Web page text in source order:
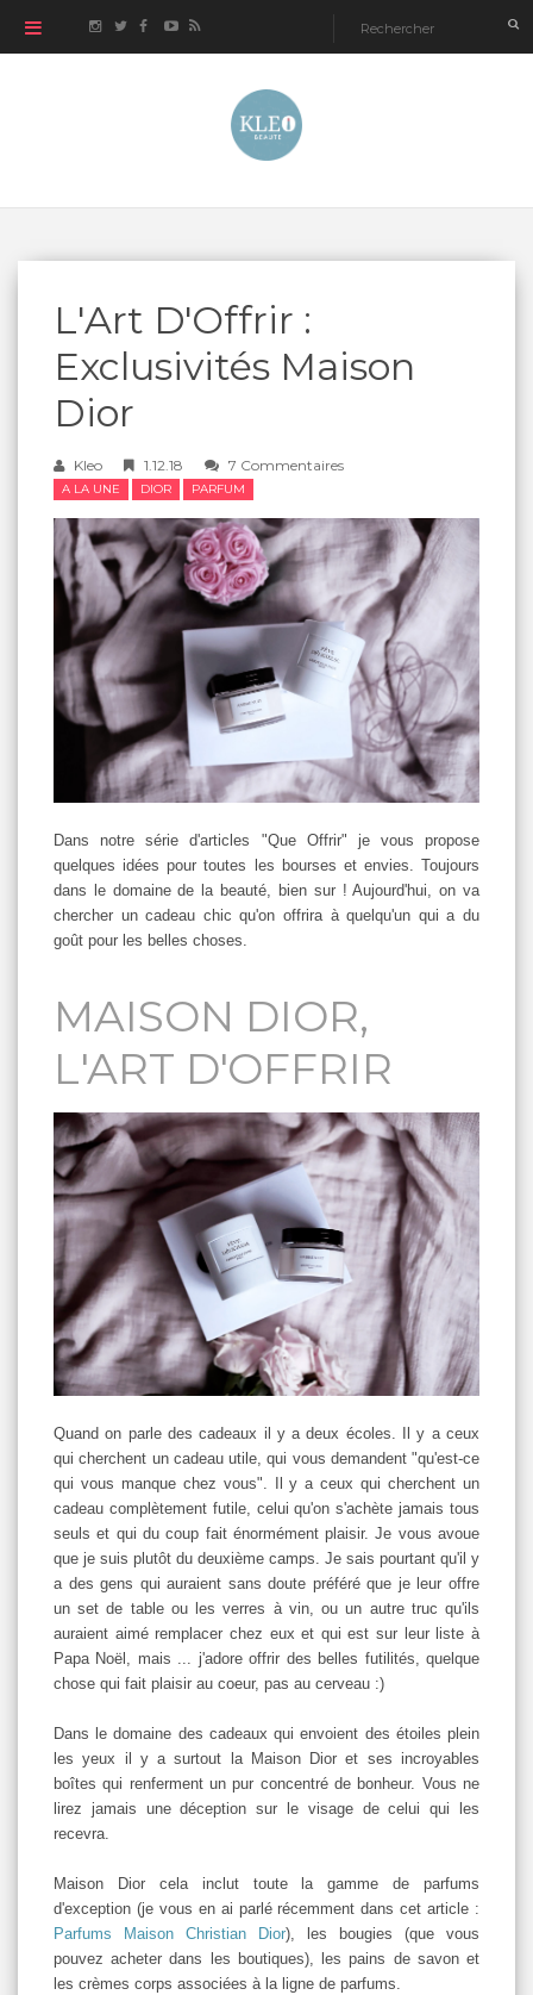
L'Art D'Offrir :
Exclusivités Maison
Dior
Kleo 1.12.18 7 Commentaires
A LA UNE DIOR PARFUM
Dans notre série d'articles "Que Offrir" je vous propose
quelques idées pour toutes les bourses et envies. Toujours
dans le domaine de la beauté, bien sur ! Aujourd'hui, on va
chercher un cadeau chic qu'on offrira à quelqu'un qui a du
goût pour les belles choses.
MAISON DIOR,
L'ART D'OFFRIR
Quand on parle des cadeaux il y a deux écoles. Il y a ceux
qui cherchent un cadeau utile, qui vous demandent "qu'est-ce
qui vous manque chez vous". Il y a ceux qui cherchent un
cadeau complètement futile, celui qu'on s'achète jamais tous
seuls et qui du coup fait énormément plaisir. Je vous avoue
que je suis plutôt du deuxième camps. Je sais pourtant qu'il y
a des gens qui auraient sans doute préféré que je leur offre
un set de table ou les verres à vin, ou un autre truc qu'ils
auraient aimé remplacer chez eux et qui est sur leur liste à
Papa Noël, mais ... j'adore offrir des belles futilités, quelque
chose qui fait plaisir au coeur, pas au cerveau :)
Dans le domaine des cadeaux qui envoient des étoiles plein
les yeux il y a surtout la Maison Dior et ses incroyables
boîtes qui renferment un pur concentré de bonheur. Vous ne
lirez jamais une déception sur le visage de celui qui les
recevra.
Maison Dior cela inclut toute la gamme de parfums
d'exception (je vous en ai parlé récemment dans cet article :
Parfums Maison Christian Dior), les bougies (que vous
pouvez acheter dans les boutiques), les pains de savon et
les crèmes corps associées à la ligne de parfums.